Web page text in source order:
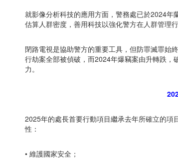
就影像分析科技的應用方面，警務處已於2024
估算人群密度，善用科技以強化警方在人群管理行
閉路電視是協助警方的重要工具，但防罪滅罪始
行劫案全部被偵破，而2024年爆竊案由升轉跌
力。
2025年的處長首要行動項目繼承去年所確立的
性：
• 維護國家安全；